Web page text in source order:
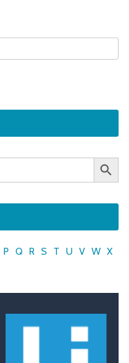
Search Button
P Q R S T U V W X